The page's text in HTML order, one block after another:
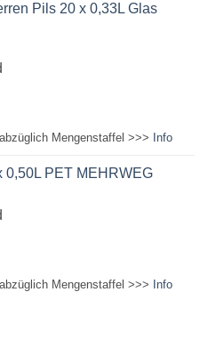
Pils 20 x 0,33L Glas
Mengenstaffel >>>
Info
0,50L PET MEHRWEG
Mengenstaffel >>> Info